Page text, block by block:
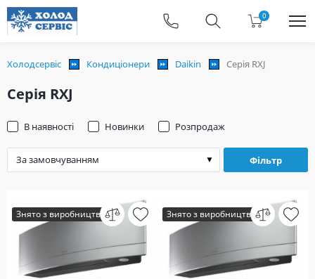
0
Холодсервіс Кондиціонери Daikin Серія RXJ
Серія RXJ
Фільтр
В наявності Новинки Розпродаж
Знято з виробництва Знято з виробництва